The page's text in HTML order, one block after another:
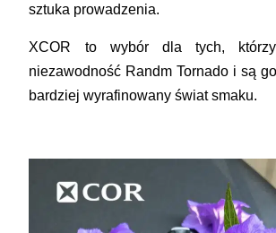
sztuka prowadzenia.
XCOR to wybór dla tych,
niezawodność Randm Tornado i są
bardziej wyrafinowany świat smaku.